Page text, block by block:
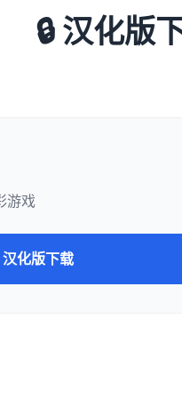
🔒 汉化版
游戏
汉化版下载